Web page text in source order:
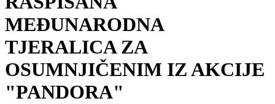
MEĐUNARODNA
TJERALICA ZA
OSUMNJIČENIM IZ AKCIJE
"PANDORA"